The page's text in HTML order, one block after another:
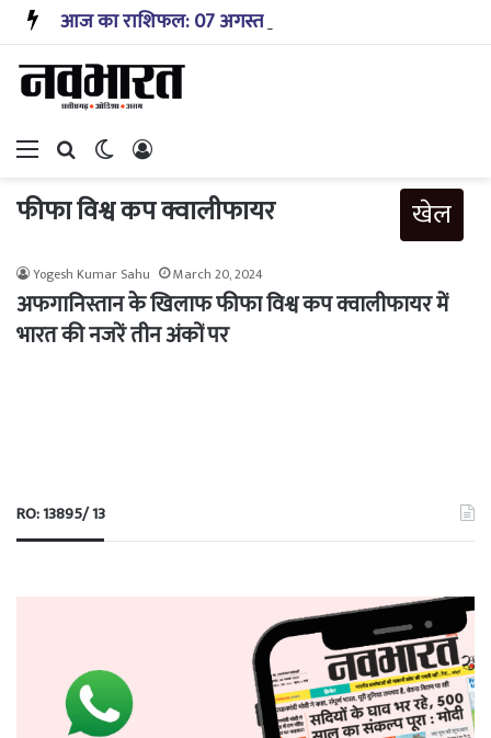
Menu Search forSwitch skin
फीफा विश्व कप क्वालीफायर खेल
Yogesh Kumar Sahu March 20, 2024
अफगानिस्तान के खिलाफ फीफा विश्व कप क्वालीफायर में
भारत की नजरें तीन अंकों पर
RO: 13895/ 13